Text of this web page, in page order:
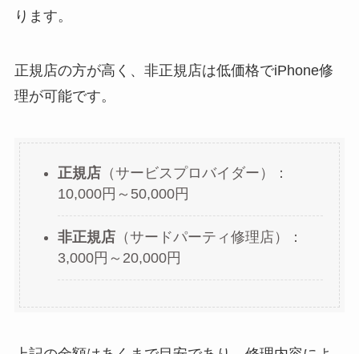
ります。
正規店の方が高く、非正規店は低価格でiPhone修
理が可能です。
正規店（サービスプロバイダー）：
10,000円～50,000円
非正規店（サードパーティ修理店）：
3,000円～20,000円